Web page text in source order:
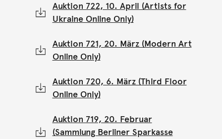
Auktion 722, 10. April (Artists for
Ukraine Online Only)
Auktion 721, 20. März (Modern Art
Online Only)
Auktion 720, 6. März (Third Floor
Online Only)
Auktion 719, 20. Februar
(Sammlung Berliner Sparkasse